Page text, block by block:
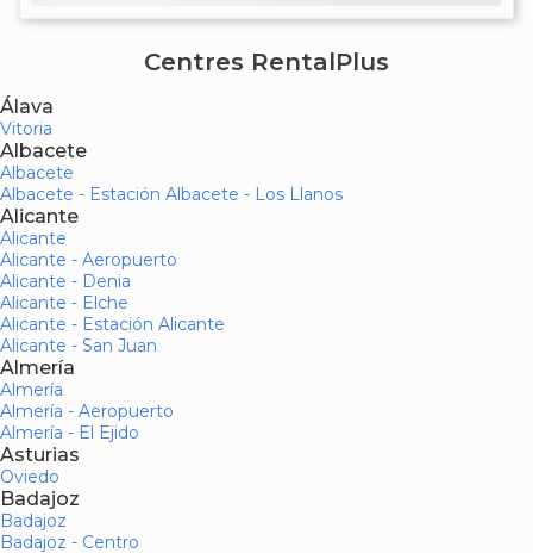
Centres RentalPlus
Álava
Vitoria
Albacete
Albacete
Albacete - Estación Albacete - Los Llanos
Alicante
Alicante
Alicante - Aeropuerto
Alicante - Denia
Alicante - Elche
Alicante - Estación Alicante
Alicante - San Juan
Almería
Almería
Almería - Aeropuerto
Almería - El Ejido
Asturias
Oviedo
Badajoz
Badajoz
Badajoz - Centro